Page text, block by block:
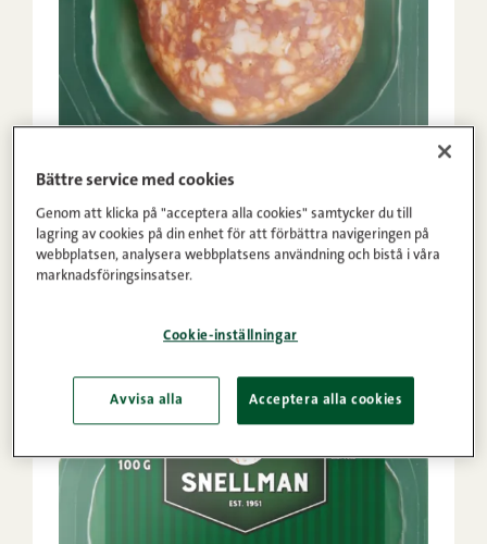
Chili salami 100g
Bättre service med cookies
Genom att klicka på "acceptera alla cookies" samtycker du till
lagring av cookies på din enhet för att förbättra navigeringen på
webbplatsen, analysera webbplatsens användning och bistå i våra
marknadsföringsinsatser.
Cookie-inställningar
Avvisa alla Acceptera alla cookies